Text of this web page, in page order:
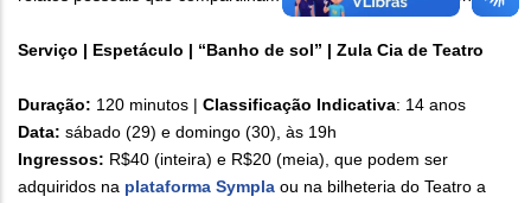
Serviço | Espetáculo | “Banho de sol” | Zula Cia de Teatro
Duração: 120 minutos | Classificação Indicativa: 14 anos
Data: sábado (29) e domingo (30), às 19h
Ingressos: R$40 (inteira) e R$20 (meia), que podem ser
adquiridos na plataforma Sympla ou na bilheteria do Teatro a